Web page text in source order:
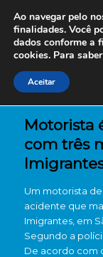
Motorista
com três
Um motorista
acidente que
Imigrantes, em
Segundo a
De acordo com
Ao navegar pelo
finalidades. Você
dados conforme a
cookies. Para
Aceitar